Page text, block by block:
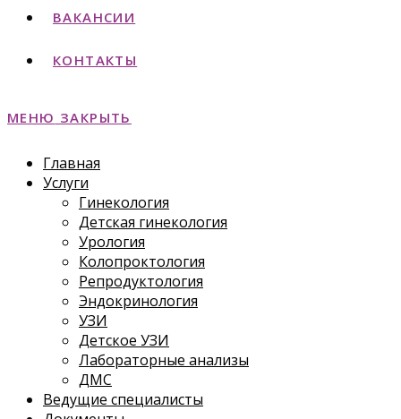
ВАКАНСИИ
КОНТАКТЫ
МЕНЮ ЗАКРЫТЬ
Главная
Услуги
Гинекология
Детская гинекология
Урология
Колопроктология
Репродуктология
Эндокринология
УЗИ
Детское УЗИ
Лабораторные анализы
ДМС
Ведущие специалисты